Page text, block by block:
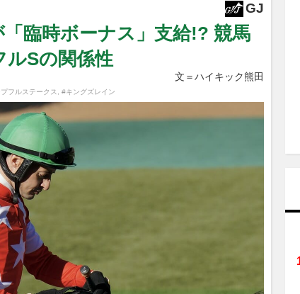
GJ
「臨時ボーナス」支給!? 競馬
ルSの関係性
文＝ハイキック熊田
フルステークス #キングズレイン